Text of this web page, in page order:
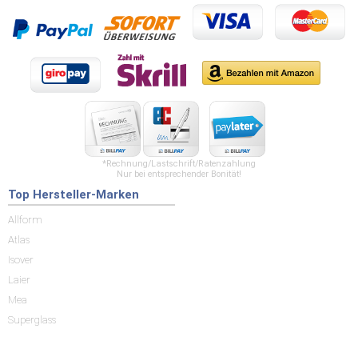
*Rechnung/Lastschrift/Ratenzahlung
Nur bei entsprechender Bonität!
Top Hersteller-Marken
Allform
Atlas
Isover
Laier
Mea
Superglass